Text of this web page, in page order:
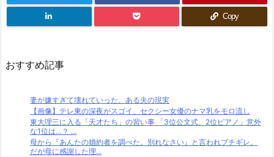
Copy
おすすめ記事
妻が嫌すぎて壊れていった、ある夫の現実
【画像】テレ東の深夜がスゴイ、セクシー女優のナマ乳をモロ流し
東大理三に入る「天才たち」の習い事 「3位公文式、2位ピアノ」意外
な1位は…？ ...
母から『あんたの婚約者を調べた。別れなさい』と言われブチギレ。
だが母に感謝した理...